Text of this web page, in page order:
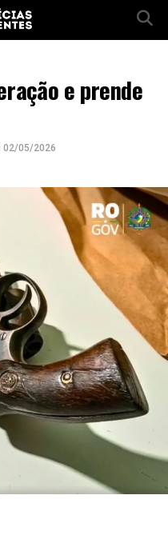
e prende
02/05/2026